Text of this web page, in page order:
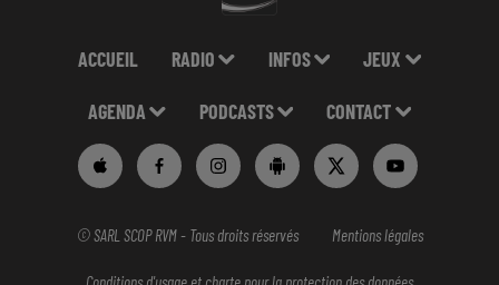
ACCUEIL RADIO INFOS JEUX
AGENDA PODCASTS CONTACT
© SARL SCOP RVM - Tous droits réservés Mentions légales